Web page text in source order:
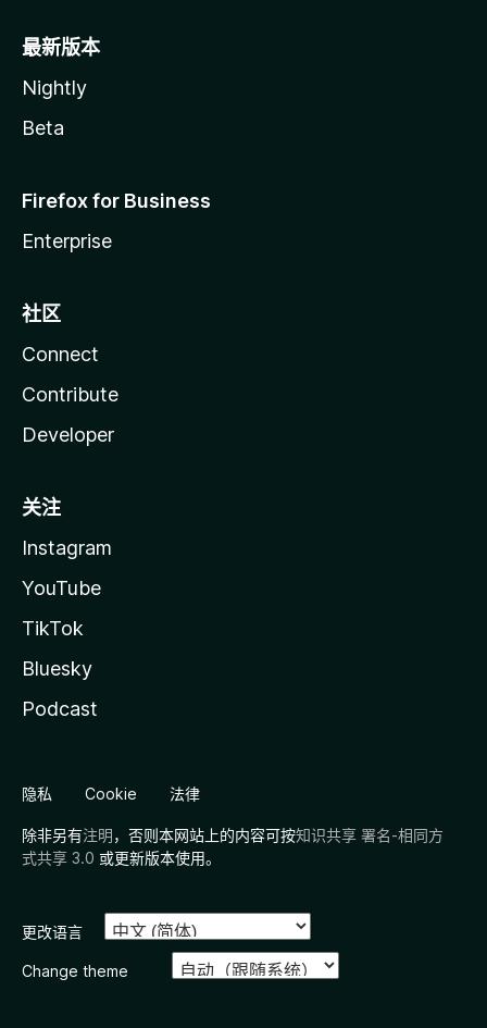
最新版本
Nightly
Beta
Firefox for Business
Enterprise
社区
Connect
Contribute
Developer
关注
Instagram
YouTube
TikTok
Bluesky
Podcast
隐私 Cookie 法律
除非另有注明，否则本网站上的内容可按知识共享 署名-相同方
式共享 3.0 或更新版本使用。
更改语言
Change theme